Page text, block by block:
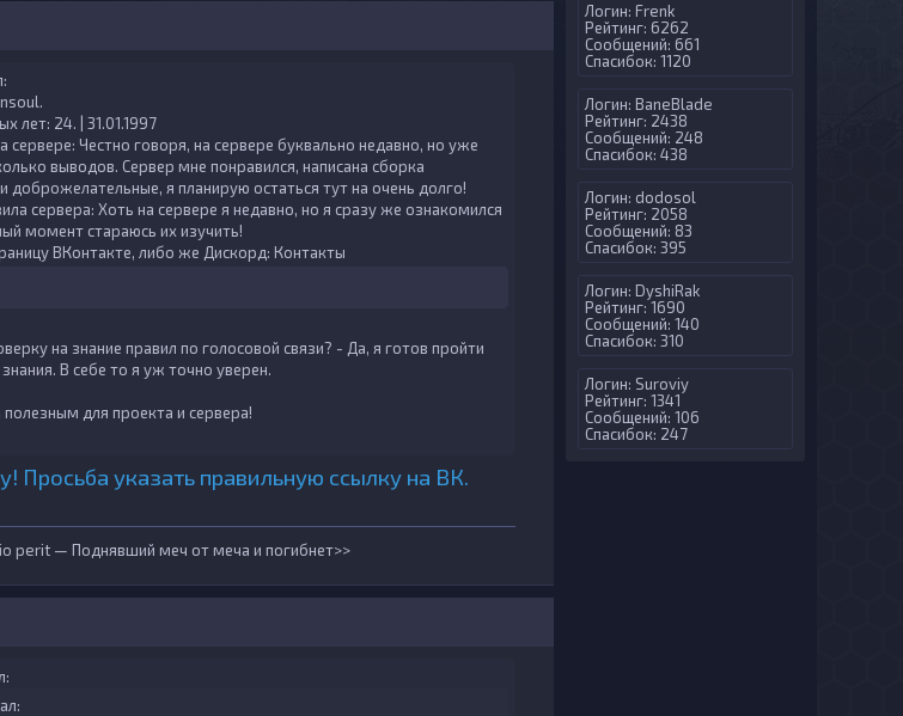
лет: 24. | 31.01.1997
сервере: Честно говоря, на сервере буквально недавно, но уже
выводов. Сервер мне понравился, написана сборка
доброжелательные, я планирую остаться тут на очень долго!
сервера: Хоть на сервере я недавно, но я сразу же ознакомился
момент стараюсь их изучить!
ВКонтакте, либо же Дискорд: Контакты
на знание правил по голосовой связи? - Да, я готов пройти
В себе то я уж точно уверен.
для проекта и сервера!
Просьба указать правильную ссылку на ВК.
perit — Поднявший меч от меча и погибнет>>
Логин: Frenk
Рейтинг: 6262
Сообщений: 661
Спасибок: 1120
Логин: BaneBlade
Рейтинг: 2438
Сообщений: 248
Спасибок: 438
Логин: dodosol
Рейтинг: 2058
Сообщений: 83
Спасибок: 395
Логин: DyshiRak
Рейтинг: 1690
Сообщений: 140
Спасибок: 310
Логин: Suroviy
Рейтинг: 1341
Сообщений: 106
Спасибок: 247